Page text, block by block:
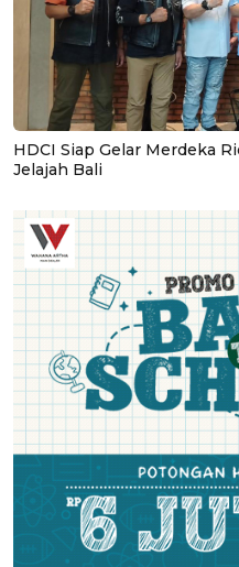
HDCI Siap Gelar Merdeka
Jelajah Bali